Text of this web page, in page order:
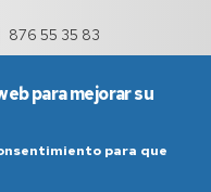
876 55 35 83
para mejorar su
para que